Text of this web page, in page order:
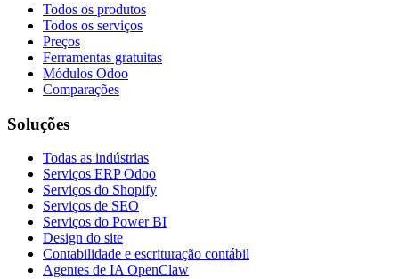
Todos os produtos
Todos os serviços
Preços
Ferramentas gratuitas
Módulos Odoo
Comparações
Soluções
Todas as indústrias
Serviços ERP Odoo
Serviços do Shopify
Serviços de SEO
Serviços do Power BI
Design do site
Contabilidade e escrituração contábil
Agentes de IA OpenClaw